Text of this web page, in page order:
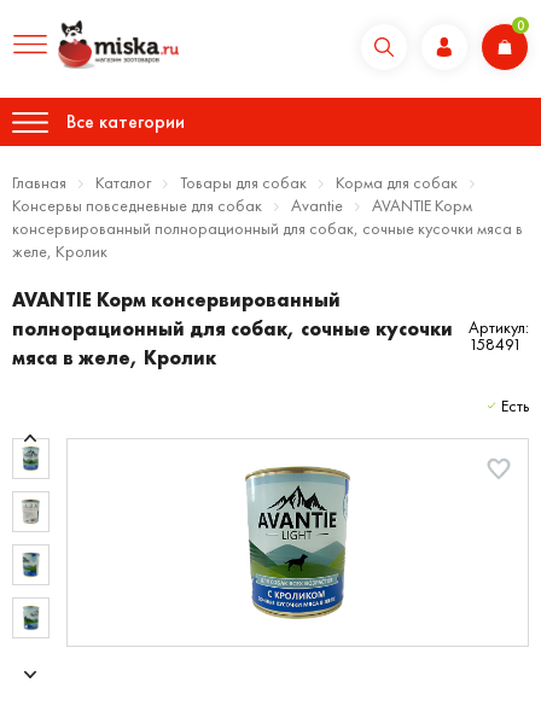
0
Все категории
Главная Каталог Товары для собак
Корма для собак
Консервы повседневные для собак
Avantie
AVANTIE Корм
консервированный полнорационный для собак, сочные кусочки мяса в
желе, Кролик
AVANTIE Корм консервированный
полнорационный для собак, сочные кусочки
мяса в желе, Кролик
Артикул:
158491
Есть